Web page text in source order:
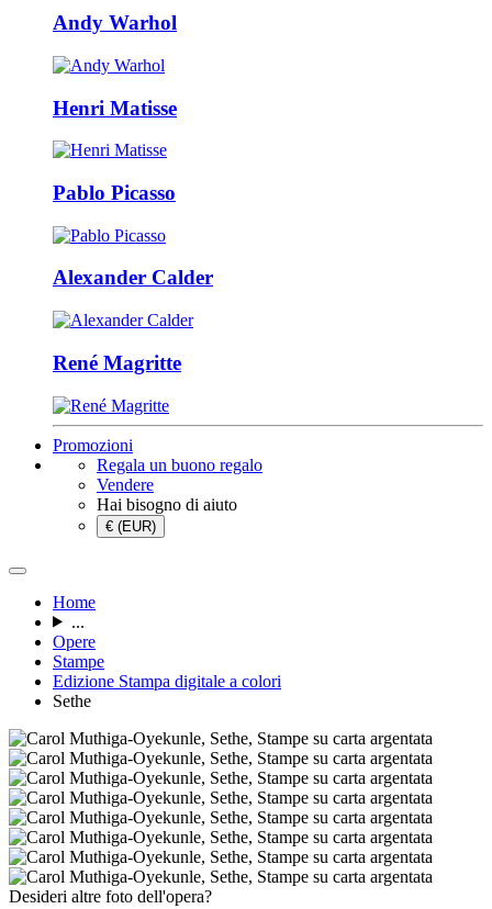
Andy Warhol
Henri Matisse
Pablo Picasso
Alexander Calder
René Magritte
Promozioni
Regala un buono regalo
Vendere
Hai bisogno di aiuto
€ (EUR)
Home
...
Opere
Stampe
Edizione Stampa digitale a colori
Sethe
Desideri altre foto dell'opera?